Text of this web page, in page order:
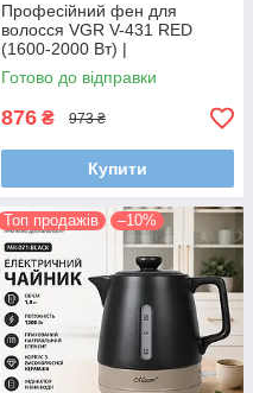
Професійний фен для
волосся VGR V-431 RED
(1600-2000 Вт) |
Ультралегкий корпус (330 г)
та холодний обдув
(Червоний)
Готово до відправки
876 ₴ 973 ₴
Купити
Топ продажів –10%